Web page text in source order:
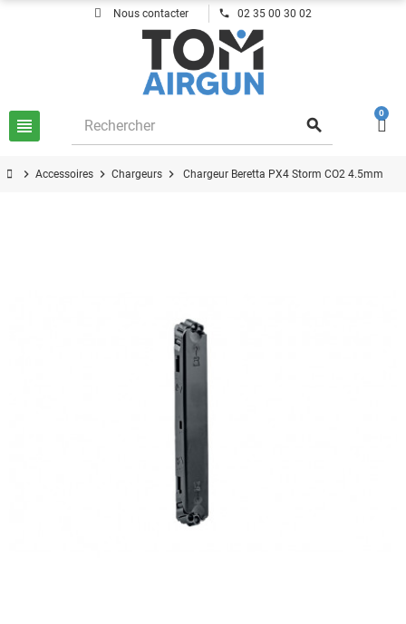
Nous contacter phone 02 35 00 30 02
view_headline search
0
chevron_right Accessoires chevron_right Chargeurs chevron_right Chargeur Beretta PX4 Storm CO2 4.5mm